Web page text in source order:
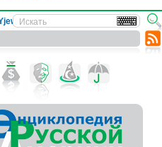
ВЕСТИ ИЗ УКРАИНЫ